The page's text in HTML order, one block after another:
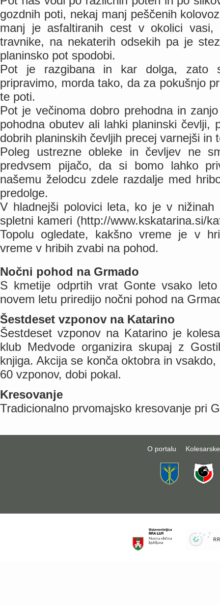
gozdnih poti, nekaj manj peščenih
manj je asfaltiranih cest v okolici
travnike, na nekaterih odsekih pa je
planinsko pot spodobi.
Pot je razgibana in kar dolga, zato
pripravimo, morda tako, da za pokušnjo
te poti.
Pot je večinoma dobro prehodna in
pohodna obutev ali lahki planinski čevlji,
dobrih planinskih čevljih precej varnejši in
Poleg ustrezne obleke in čevljev ne
predvsem pijačo, da si bomo lahko
našemu želodcu zdele razdalje med
predolge.
V hladnejši polovici leta, ko je v
spletni kameri (http://www.kskatarina.si/
Topolu ogledate, kakšno vreme je v
vreme v hribih zvabi na pohod.
Nočni pohod na Grmado
S kmetije odprtih vrat Gonte vsako
novem letu priredijo nočni pohod na
Šestdeset vzponov na Katarino
Šestdeset vzponov na Katarino je
klub Medvode organizira skupaj z
knjiga. Akcija se konča oktobra in
60 vzponov, dobi pokal.
Kresovanje
Tradicionalno prvomajsko kresovanje pri
O portalu